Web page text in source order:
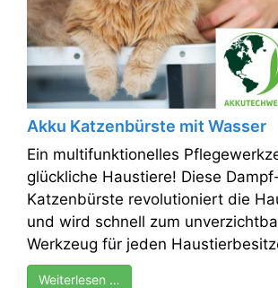
Akku Katzenbürste mit Wasser
Ein multifunktionelles
glückliche Haustiere! Diese
Katzenbürste revolutioniert die
und wird schnell zum
Werkzeug für jeden
Weiterlesen …